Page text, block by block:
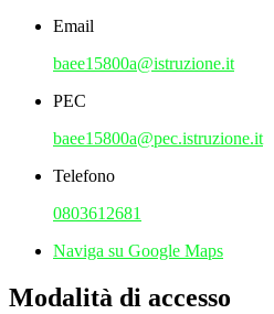
Email
baee15800a@istruzione.it
PEC
baee15800a@pec.istruzione.it
Telefono
0803612681
Naviga su Google Maps
Modalità di accesso